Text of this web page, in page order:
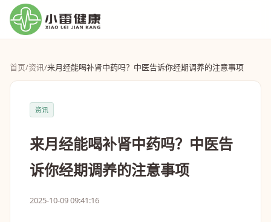
首页/资讯/来月经能喝补肾中药吗？中医告诉你经期调养的注意事项
资讯
来月经能喝补肾中药吗？中医告
诉你经期调养的注意事项
2025-10-09 09:41:16